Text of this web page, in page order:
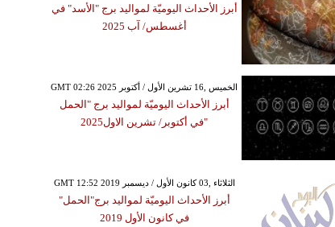
أبرز الأحداث اليوميّة لمواليد برج "الأسد" في
أغسطس/ آب 2025
GMT 02:26 2025 الخميس ,16 تشرين الأول / أكتوبر
أبرز الأحداث اليوميّة لمواليد برج "الحمل
"في أكتوبر/ تشرين الاول2025
GMT 12:52 2019 الثلاثاء ,03 كانون الأول / ديسمبر
أبرز الأحداث اليوميّة لمواليد برج"الحمل"
في كانون الأول 2019